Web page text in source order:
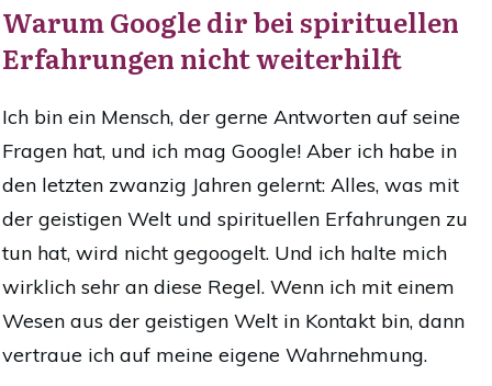
Warum Google dir bei spirituellen
Erfahrungen nicht weiterhilft
Ich bin ein Mensch, der gerne Antworten auf seine
Fragen hat, und ich mag Google! Aber ich habe in
den letzten zwanzig Jahren gelernt: Alles, was mit
der geistigen Welt und spirituellen Erfahrungen zu
tun hat, wird nicht gegoogelt. Und ich halte mich
wirklich sehr an diese Regel. Wenn ich mit einem
Wesen aus der geistigen Welt in Kontakt bin, dann
vertraue ich auf meine eigene Wahrnehmung.